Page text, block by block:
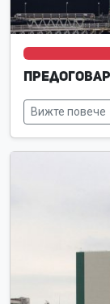
0%
0%
Вижте повече